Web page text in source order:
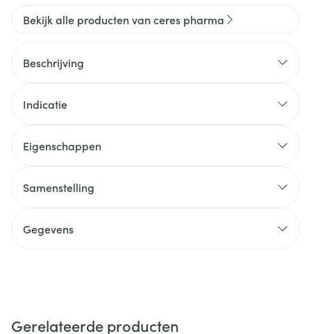
Bekijk alle producten van ceres pharma
Beschrijving
Indicatie
Eigenschappen
Samenstelling
Gegevens
Gerelateerde producten